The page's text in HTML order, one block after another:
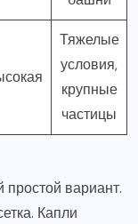
Тяжелые
условия,
крупные
частицы
вариант.
Капли